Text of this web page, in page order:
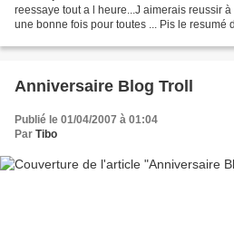
reessaye tout a l heure...J aimerais reussir
une bonne fois pour toutes ... Pis le resumé
Anniversaire Blog Troll
Publié le 01/04/2007 à 01:04
Par Tibo